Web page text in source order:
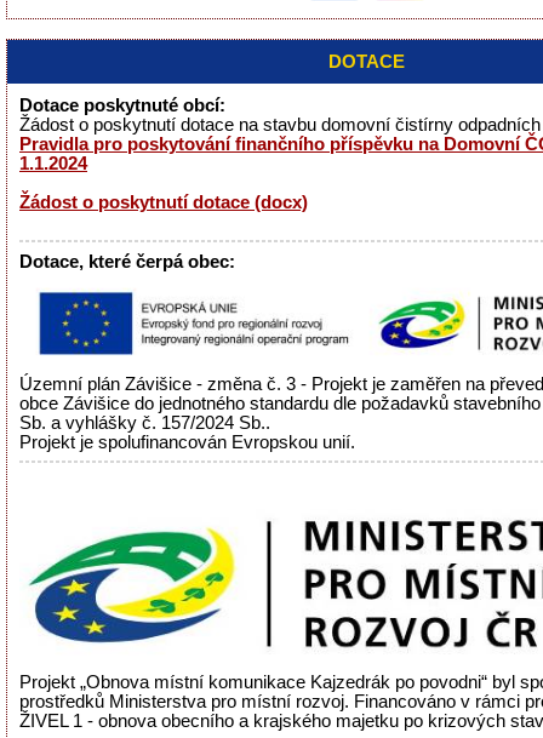
DOTACE
Dotace poskytnuté obcí:
Žádost o poskytnutí dotace na stavbu domovní čistírny
Pravidla pro poskytování finančního příspěvku na Domovní
1.1.2024
Žádost o poskytnutí dotace (docx)
Dotace, které čerpá obec:
Územní plán Závišice - změna č. 3 - Projekt je zaměřen na
obce Závišice do jednotného standardu dle požadavků
Sb. a vyhlášky č. 157/2024 Sb..
Projekt je spolufinancován Evropskou unií.
Projekt „Obnova místní komunikace Kajzedrák po povodni“ byl
prostředků Ministerstva pro místní rozvoj. Financováno v rámci
ŽIVEL 1 - obnova obecního a krajského majetku po krizových